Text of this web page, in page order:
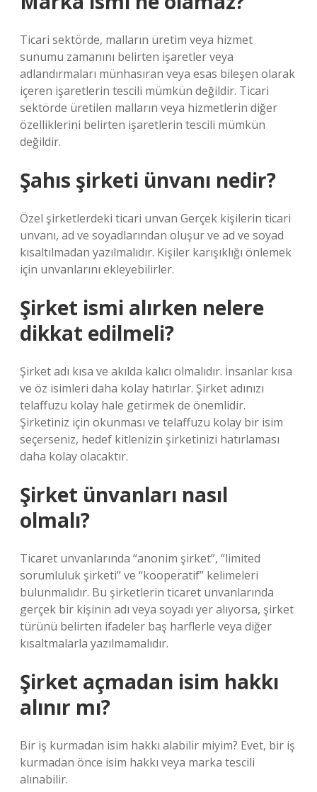
Ticari sektörde, malların üretim veya hizmet
sunumu zamanını belirten işaretler veya
adlandırmaları münhasıran veya esas bileşen olarak
içeren işaretlerin tescili mümkün değildir. Ticari
sektörde üretilen malların veya hizmetlerin diğer
özelliklerini belirten işaretlerin tescili mümkün
değildir.
Şahıs şirketi ünvanı nedir?
Özel şirketlerdeki ticari unvan Gerçek kişilerin ticari
unvanı, ad ve soyadlarından oluşur ve ad ve soyad
kısaltılmadan yazılmalıdır. Kişiler karışıklığı önlemek
için unvanlarını ekleyebilirler.
Şirket ismi alırken nelere
dikkat edilmeli?
Şirket adı kısa ve akılda kalıcı olmalıdır. İnsanlar kısa
ve öz isimleri daha kolay hatırlar. Şirket adınızı
telaffuzu kolay hale getirmek de önemlidir.
Şirketiniz için okunması ve telaffuzu kolay bir isim
seçerseniz, hedef kitlenizin şirketinizi hatırlaması
daha kolay olacaktır.
Şirket ünvanları nasıl
olmalı?
Ticaret unvanlarında “anonim şirket”, “limited
sorumluluk şirketi” ve “kooperatif” kelimeleri
bulunmalıdır. Bu şirketlerin ticaret unvanlarında
gerçek bir kişinin adı veya soyadı yer alıyorsa, şirket
türünü belirten ifadeler baş harflerle veya diğer
kısaltmalarla yazılmamalıdır.
Şirket açmadan isim hakkı
alınır mı?
Bir iş kurmadan isim hakkı alabilir miyim? Evet, bir iş
kurmadan önce isim hakkı veya marka tescili
alınabilir.